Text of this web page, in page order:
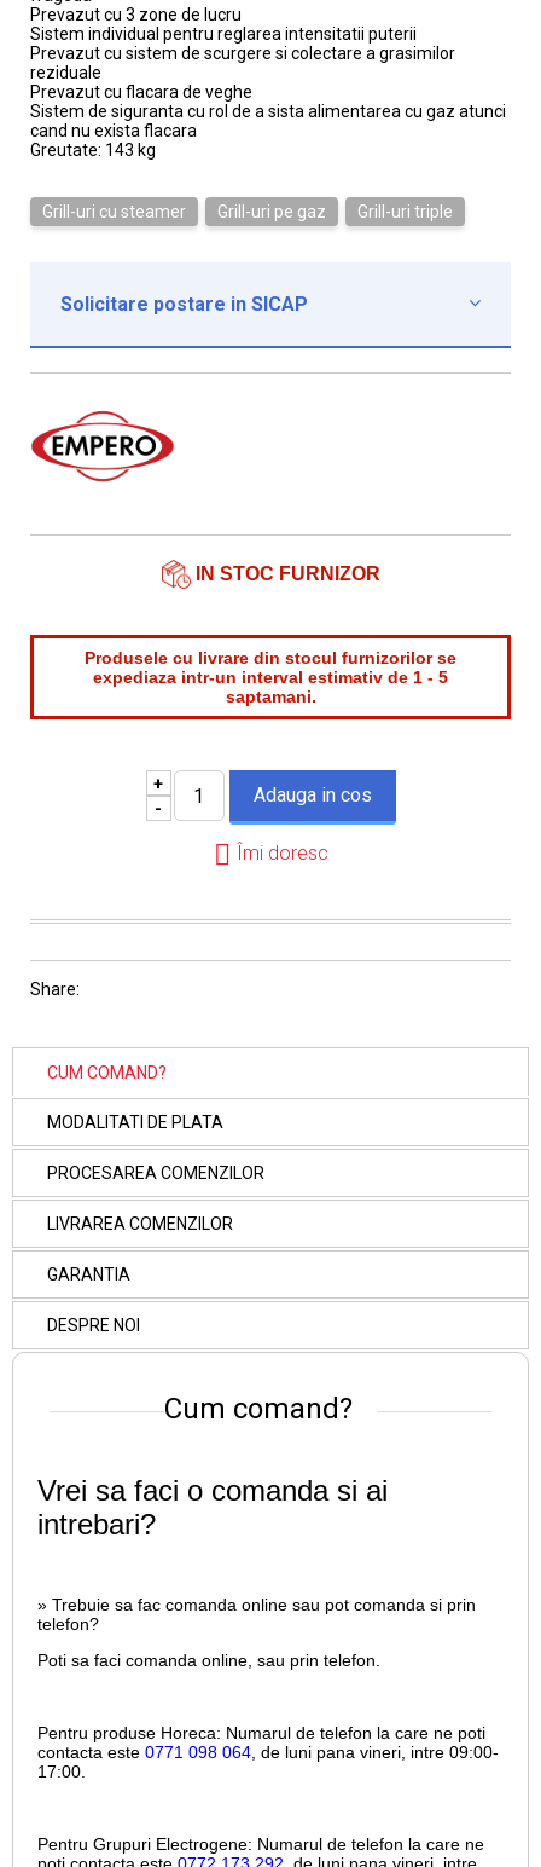
Prevazut cu 3 zone de lucru
Sistem individual pentru reglarea intensitatii puterii
Prevazut cu sistem de scurgere si colectare a grasimilor
reziduale
Prevazut cu flacara de veghe
Sistem de siguranta cu rol de a sista alimentarea cu gaz atunci
cand nu exista flacara
Greutate: 143 kg
Grill-uri cu steamer Grill-uri pe gaz Grill-uri triple
Solicitare postare in SICAP 
Institutie*
Nume contact*
IN STOC FURNIZOR
Produsele cu livrare din stocul furnizorilor se
expediaza intr-un interval estimativ de 1 - 5
saptamani.
+
-
Îmi doresc
Share:
CUM COMAND?
MODALITATI DE PLATA
PROCESAREA COMENZILOR
LIVRAREA COMENZILOR
GARANTIA
DESPRE NOI
Cum comand?
Vrei sa faci o comanda si ai
intrebari?
» Trebuie sa fac comanda online sau pot comanda si prin
telefon?
Poti sa faci comanda online, sau prin telefon.
Pentru produse Horeca: Numarul de telefon la care ne poti
contacta este 0771 098 064, de luni pana vineri, intre 09:00-
17:00.
Pentru Grupuri Electrogene: Numarul de telefon la care ne